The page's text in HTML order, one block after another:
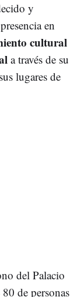
y
en
cultural
a través de su
lugares de
del Palacio
de personas